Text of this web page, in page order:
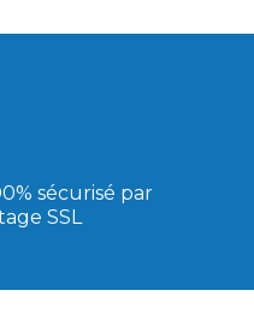
sécurisé par
SSL